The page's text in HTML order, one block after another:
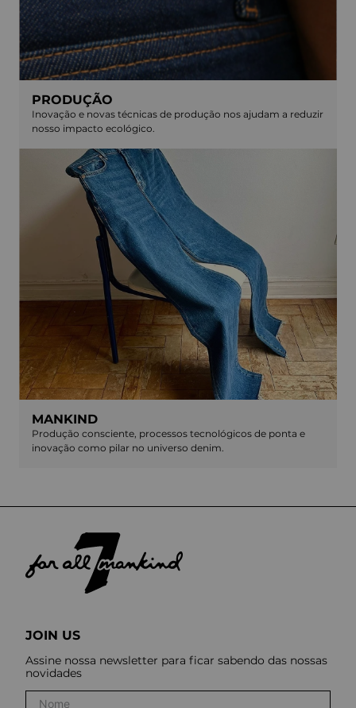
PRODUÇÃO
Inovação e novas técnicas de produção nos ajudam a reduzir
nosso impacto ecológico.
MANKIND
Produção consciente, processos tecnológicos de ponta e
inovação como pilar no universo denim.
JOIN US
Assine nossa newsletter para ficar sabendo das nossas
novidades